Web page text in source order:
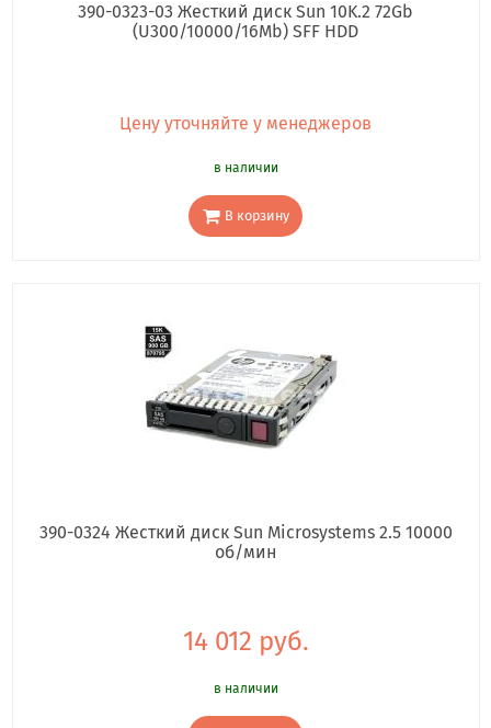
390-0323-03 Жесткий диск Sun 10K.2 72Gb
(U300/10000/16Mb) SFF HDD
Цену уточняйте у менеджеров
в наличии
В корзину
390-0324 Жесткий диск Sun Microsystems 2.5 10000
об/мин
14 012 руб.
в наличии